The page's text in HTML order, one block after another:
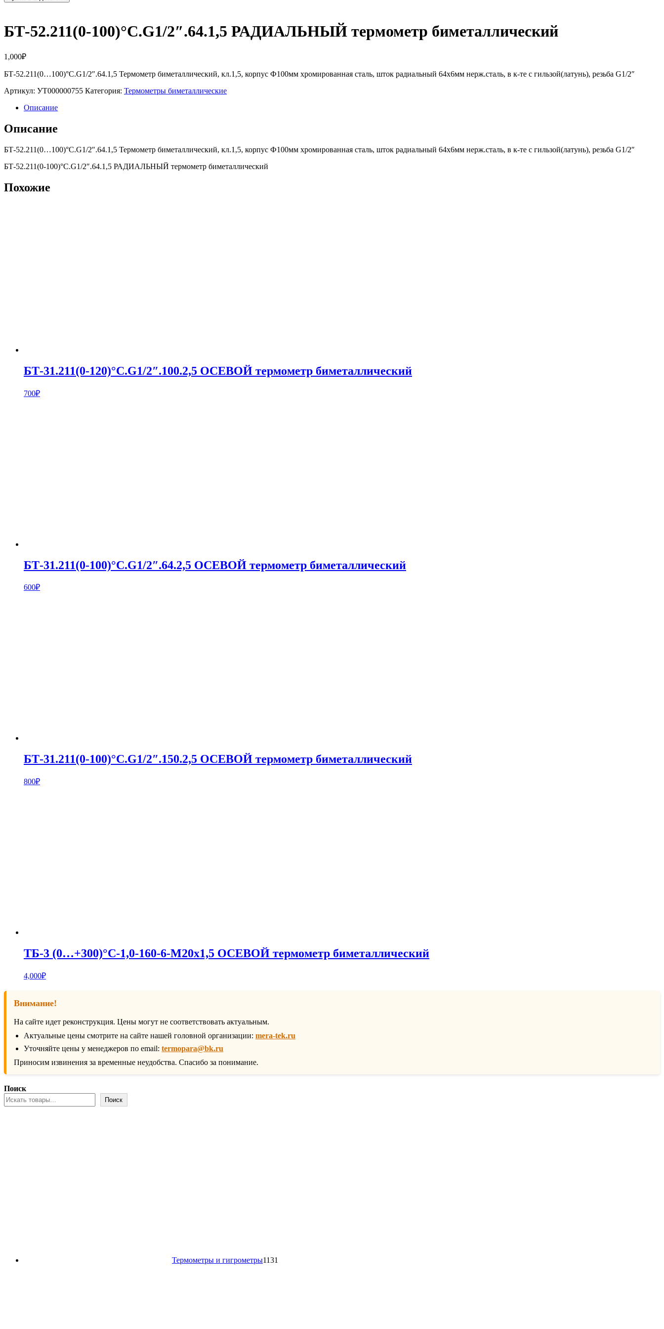
БТ-52.211(0-100)°С.G1/2″.64.1,5 РАДИАЛЬНЫЙ термометр биметаллический
1,000₽
БТ-52.211(0…100)°С.G1/2″.64.1,5 Термометр биметаллический, кл.1,5, корпус Ф100мм хромированная сталь, шток радиальный 64х6мм нерж.сталь, в к-те с гильзой(латунь), резьба G1/2″
Артикул: УТ000000755 Категория: Термометры биметаллические
Описание
Описание
БТ-52.211(0…100)°С.G1/2″.64.1,5 Термометр биметаллический, кл.1,5, корпус Ф100мм хромированная сталь, шток радиальный 64х6мм нерж.сталь, в к-те с гильзой(латунь), резьба G1/2″
БТ-52.211(0-100)°С.G1/2″.64.1,5 РАДИАЛЬНЫЙ термометр биметаллический
Похожие
БТ-31.211(0-120)°С.G1/2″.100.2,5 ОСЕВОЙ термометр биметаллический
700₽
БТ-31.211(0-100)°С.G1/2″.64.2,5 ОСЕВОЙ термометр биметаллический
600₽
БТ-31.211(0-100)°С.G1/2″.150.2,5 ОСЕВОЙ термометр биметаллический
800₽
ТБ-3 (0…+300)°С-1,0-160-6-М20х1,5 ОСЕВОЙ термометр биметаллический
4,000₽
Внимание!
На сайте идет реконструкция. Цены могут не соответствовать актуальным.
Актуальные цены смотрите на сайте нашей головной организации: mera-tek.ru
Уточняйте цены у менеджеров по email: termopara@bk.ru
Приносим извинения за временные неудобства. Спасибо за понимание.
Поиск
Поиск
Термометры и гигрометры1131